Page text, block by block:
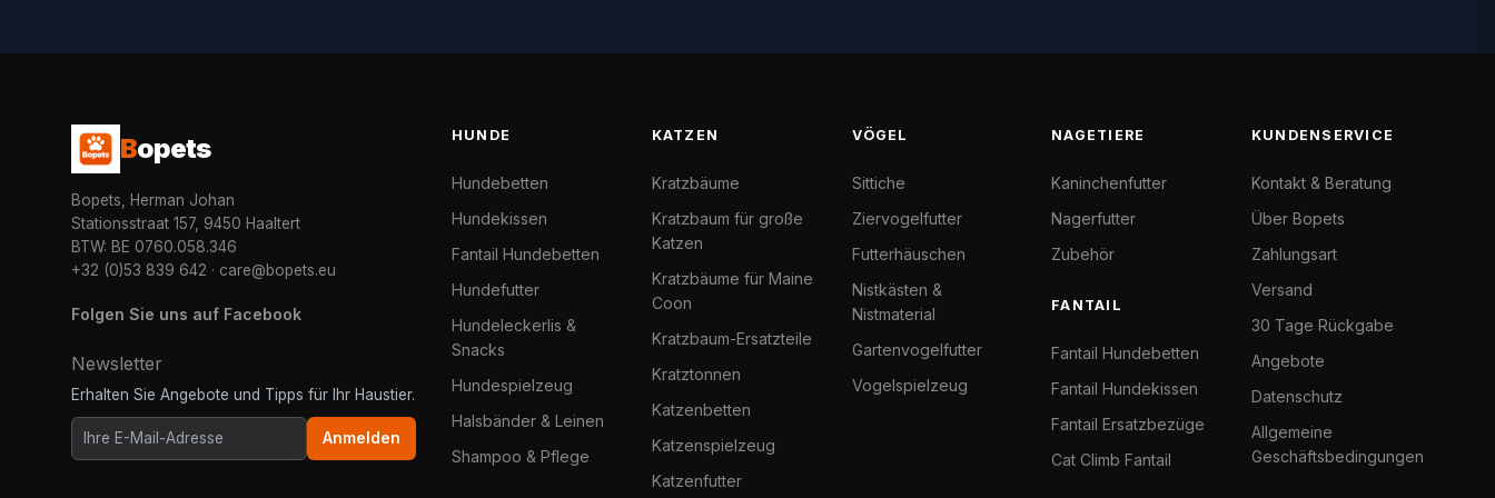
Bopets
Bopets, Herman Johan
Stationsstraat 157, 9450 Haaltert
BTW: BE 0760.058.346
+32 (0)53 839 642 · care@bopets.eu
Folgen Sie uns auf Facebook
Newsletter
Erhalten Sie Angebote und Tipps für Ihr Haustier.
Anmelden
HUNDE
Hundebetten
Hundekissen
Fantail Hundebetten
Hundefutter
Hundeleckerlis &
Snacks
Hundespielzeug
Halsbänder & Leinen
Shampoo & Pflege
KATZEN
Kratzbäume
Kratzbaum für große
Katzen
Kratzbäume für Maine
Coon
Kratzbaum-Ersatzteile
Kratztonnen
Katzenbetten
Katzenspielzeug
Katzenfutter
VÖGEL
Sittiche
Ziervogelfutter
Futterhäuschen
Nistkästen &
Nistmaterial
Gartenvogelfutter
Vogelspielzeug
NAGETIERE
Kaninchenfutter
Nagerfutter
Zubehör
FANTAIL
Fantail Hundebetten
Fantail Hundekissen
Fantail Ersatzbezüge
Cat Climb Fantail
KUNDENSERVICE
Kontakt & Beratung
Über Bopets
Zahlungsart
Versand
30 Tage Rückgabe
Angebote
Datenschutz
Allgemeine
Geschäftsbedingungen